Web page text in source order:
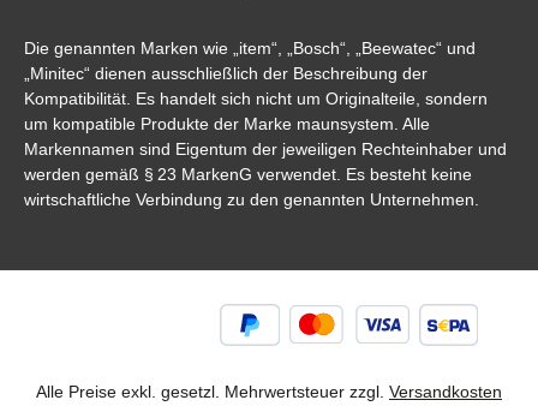
Die genannten Marken wie „item“, „Bosch“, „Beewatec“ und
„Minitec“ dienen ausschließlich der Beschreibung der
Kompatibilität. Es handelt sich nicht um Originalteile, sondern
um kompatible Produkte der Marke maunsystem. Alle
Markennamen sind Eigentum der jeweiligen Rechteinhaber und
werden gemäß § 23 MarkenG verwendet. Es besteht keine
wirtschaftliche Verbindung zu den genannten Unternehmen.
Alle Preise exkl. gesetzl. Mehrwertsteuer zzgl. Versandkosten